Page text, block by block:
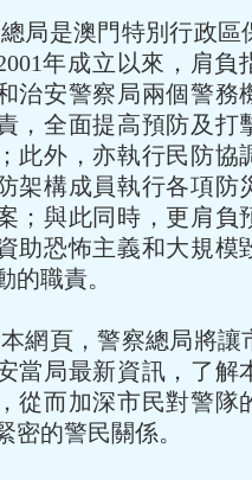
局是澳門特別行政區
年成立以來，肩負
治安警察局兩個警務
，全面提高預防及打
此外，亦執行民防協
架構成員執行各項防
；與此同時，更肩負
助恐怖主義和大規模
的職責。
網頁，警察總局將讓
當局最新資訊，了解
從而加深市民對警隊
密的警民關係。